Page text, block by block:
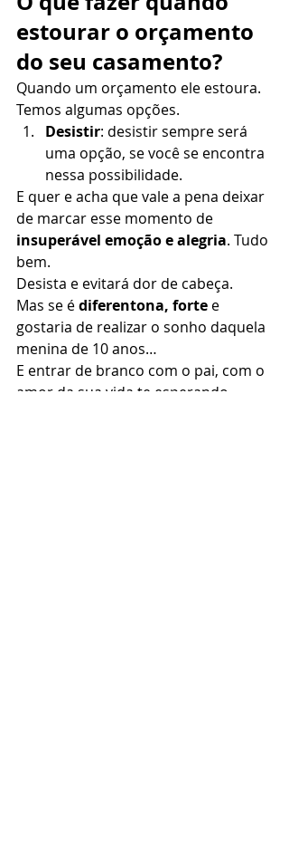
estourar o orçamento
do seu casamento?
Quando um orçamento ele estoura.
Temos algumas opções.
Desistir: desistir sempre será
uma opção, se você se encontra
nessa possibilidade.
E quer e acha que vale a pena deixar
de marcar esse momento de
insuperável emoção e alegria. Tudo
bem.
Desista e evitará dor de cabeça.
Mas se é diferentona, forte e
gostaria de realizar o sonho daquela
menina de 10 anos…
E entrar de branco com o pai, com o
amor da sua vida te esperando…